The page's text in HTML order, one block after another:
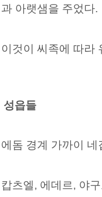
과 아랫샘을 주었다.
이것이 씨족에 따라
성읍들
에돔 경계 가까이
캅츠엘, 에데르, 야